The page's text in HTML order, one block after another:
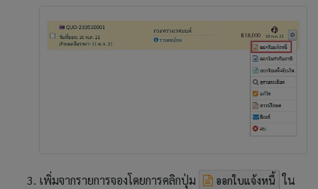
เพิ่มจากรายการจองโดยการคลิกปุ่ม ออกใบแจ้งหนี้ ใน